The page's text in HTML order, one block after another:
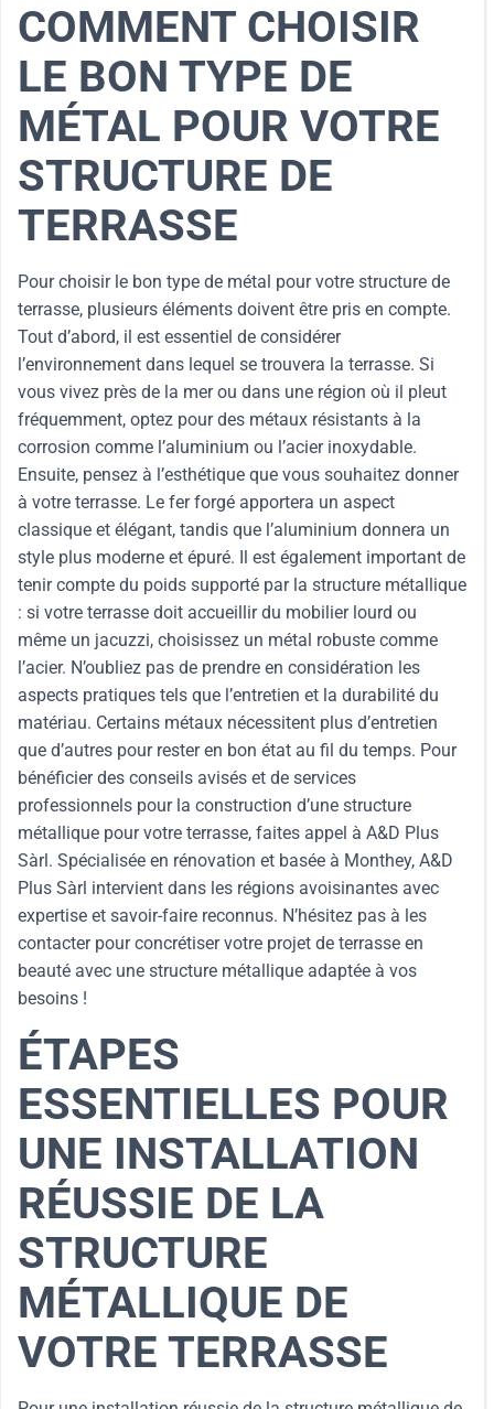
COMMENT CHOISIR
LE BON TYPE DE
MÉTAL POUR VOTRE
STRUCTURE DE
TERRASSE
Pour choisir le bon type de métal pour votre structure de
terrasse, plusieurs éléments doivent être pris en compte.
Tout d’abord, il est essentiel de considérer
l’environnement dans lequel se trouvera la terrasse. Si
vous vivez près de la mer ou dans une région où il pleut
fréquemment, optez pour des métaux résistants à la
corrosion comme l’aluminium ou l’acier inoxydable.
Ensuite, pensez à l’esthétique que vous souhaitez donner
à votre terrasse. Le fer forgé apportera un aspect
classique et élégant, tandis que l’aluminium donnera un
style plus moderne et épuré. Il est également important de
tenir compte du poids supporté par la structure métallique
: si votre terrasse doit accueillir du mobilier lourd ou
même un jacuzzi, choisissez un métal robuste comme
l’acier. N’oubliez pas de prendre en considération les
aspects pratiques tels que l’entretien et la durabilité du
matériau. Certains métaux nécessitent plus d’entretien
que d’autres pour rester en bon état au fil du temps. Pour
bénéficier des conseils avisés et de services
professionnels pour la construction d’une structure
métallique pour votre terrasse, faites appel à A&D Plus
Sàrl. Spécialisée en rénovation et basée à Monthey, A&D
Plus Sàrl intervient dans les régions avoisinantes avec
expertise et savoir-faire reconnus. N’hésitez pas à les
contacter pour concrétiser votre projet de terrasse en
beauté avec une structure métallique adaptée à vos
besoins !
ÉTAPES
ESSENTIELLES POUR
UNE INSTALLATION
RÉUSSIE DE LA
STRUCTURE
MÉTALLIQUE DE
VOTRE TERRASSE